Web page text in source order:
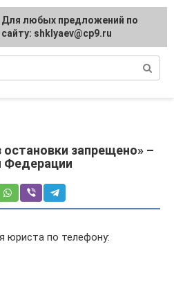
запрещено» –
Федерации
юриста по телефону:
Для любых предложений по
сайту: shklyaev@cp9.ru